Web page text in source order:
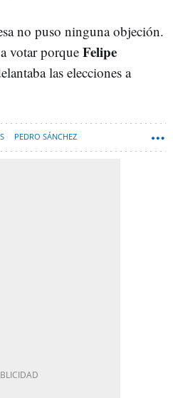
no puso ninguna objeción.
votar porque Felipe
las elecciones a
PEDRO SÁNCHEZ